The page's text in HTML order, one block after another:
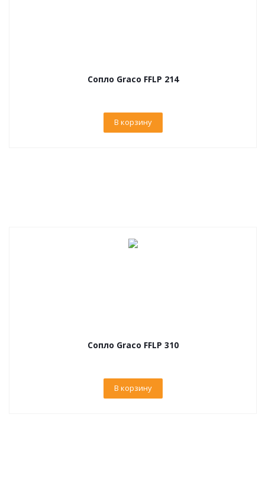
Сопло Graco FFLP 214
В корзину
Сопло Graco FFLP 310
В корзину